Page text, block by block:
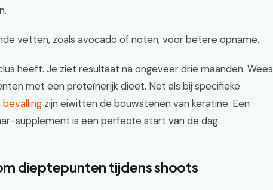
vetten, zoals avocado of noten, voor betere opname.
heeft. Je ziet resultaat na ongeveer drie maanden. Wees
met een proteïnerijk dieet. Net als bij specifieke
zijn eiwitten de bouwstenen van keratine. Een
supplement is een perfecte start van de dag.
dieptepunten tijdens shoots